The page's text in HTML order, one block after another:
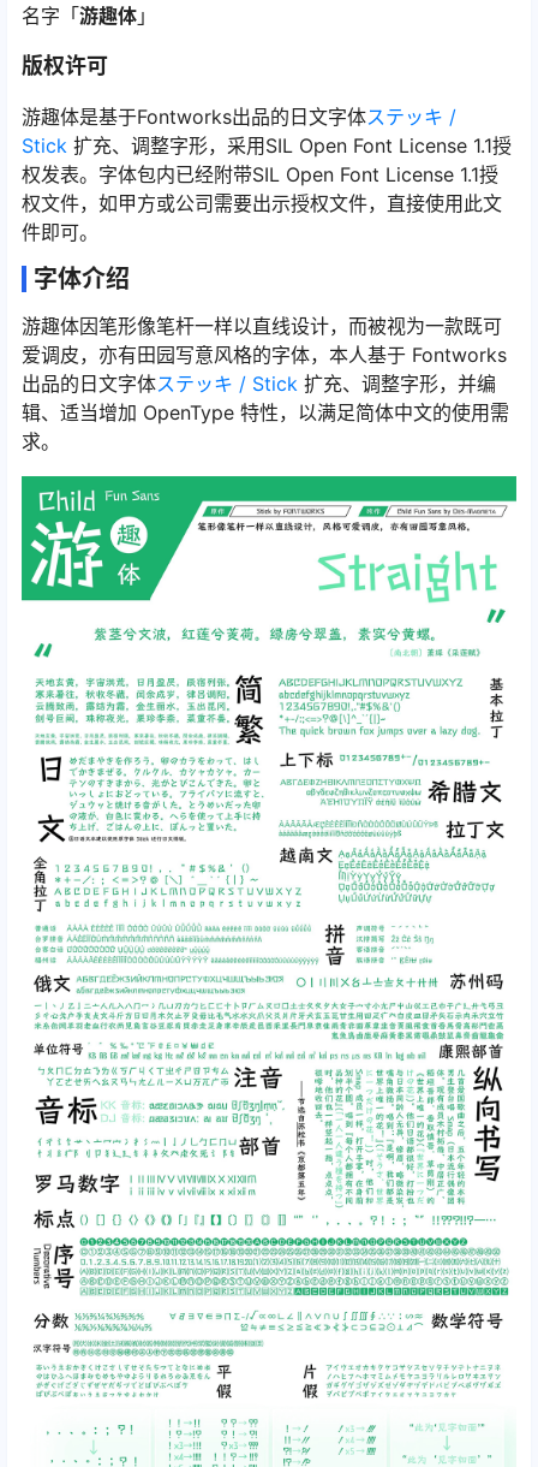
名字「游趣体 」
版权许可
游趣体是基于Fontworks出品的日文字体ステッキ /
Stick 扩充、调整字形，采用SIL Open Font License 1.1授
权发表。字体包内已经附带SIL Open Font License 1.1授
权文件，如甲方或公司需要出示授权文件，直接使用此文
件即可。
字体介绍
游趣体因笔形像笔杆一样以直线设计，而被视为一款既可
爱调皮，亦有田园写意风格的字体，本人基于 Fontworks
出品的日文字体ステッキ / Stick 扩充、调整字形，并编
辑、适当增加 OpenType 特性，以满足简体中文的使用需
求。